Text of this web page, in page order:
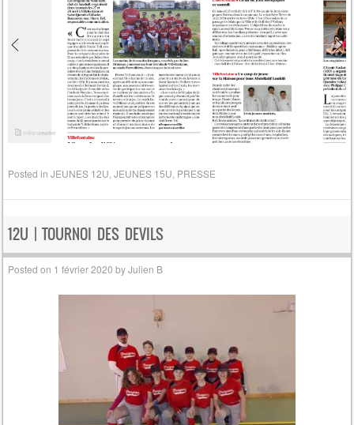
Posted inJEUNES 12U,JEUNES 15U, PRESSE
12U | TOURNOI DES DEVILS
Posted on 1 février 2020 byJulien B